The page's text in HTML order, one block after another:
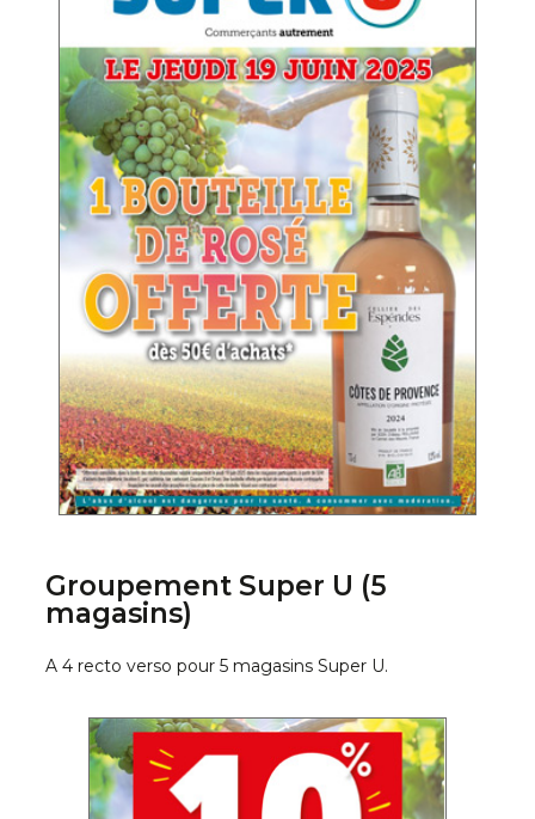
Groupement Super U (5
magasins)
A 4 recto verso pour 5 magasins Super U.